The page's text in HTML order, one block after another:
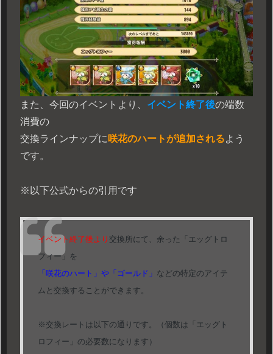
また、今回のイベントより、 イベント終了後の端数
消費の
交換ラインナップに 咲花のハートが追加されるよう
です。
※以下公式からの引用です
イベント終了後より 交換所にて、余った「エッグトロ
フィー」を
「咲花のハート」や「ゴールド」 などの特定のアイテ
ムと交換することができます。
※交換レートは以下の通りです。（個数は「エッグト
ロフィー」の必要数になります）